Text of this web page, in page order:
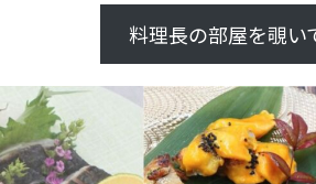
料理長の部屋を覗い